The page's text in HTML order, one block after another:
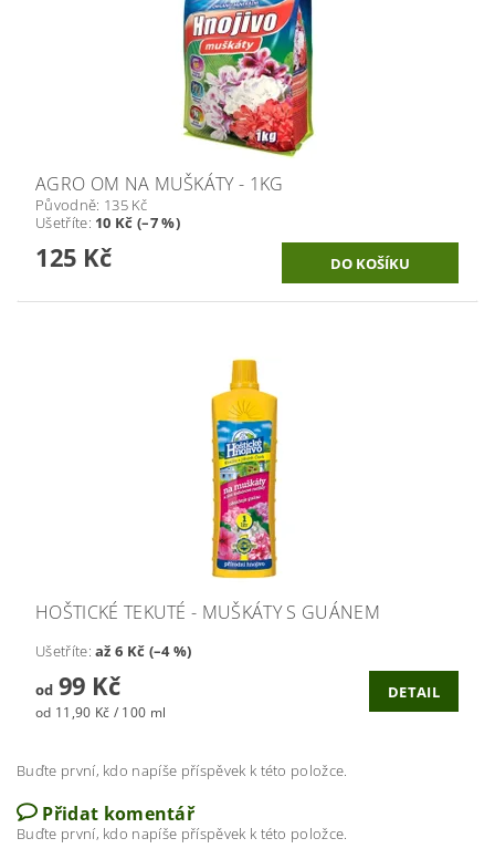
AGRO OM NA MUŠKÁTY - 1KG
Původně: 135 Kč
Ušetříte: 10 Kč (–7 %)
125 Kč
HOŠTICKÉ TEKUTÉ - MUŠKÁTY S GUÁNEM
Ušetříte:až 6 Kč (–4 %)
od99 Kč
od 11,90 Kč / 100 ml
DETAIL
Buďte první, kdo napíše příspěvek k této položce.
Přidat komentář
Buďte první, kdo napíše příspěvek k této položce.